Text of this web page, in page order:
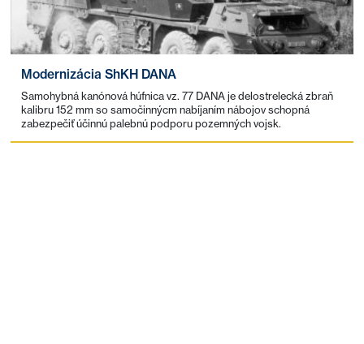
Modernizácia ShKH DANA
Samohybná kanónová húfnica vz. 77 DANA je delostrelecká zbraň
kalibru 152 mm so samočinnýcm nabíjaním nábojov schopná
zabezpečiť účinnú palebnú podporu pozemných vojsk.